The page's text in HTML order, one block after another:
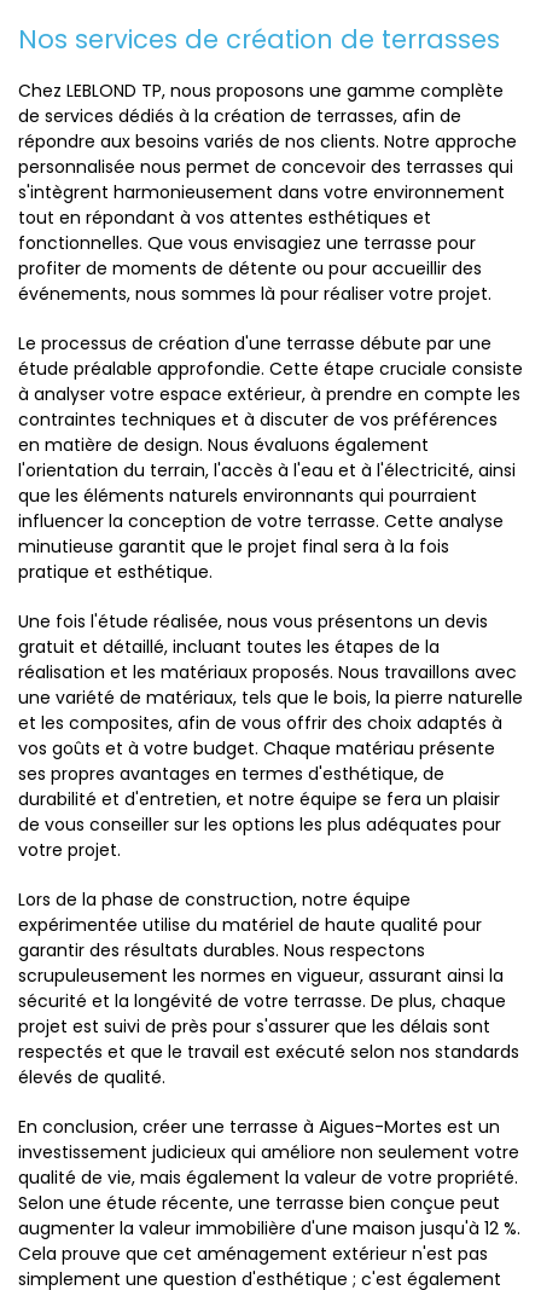
Nos services de création de terrasses
Chez LEBLOND TP, nous proposons une gamme complète
de services dédiés à la création de terrasses, afin de
répondre aux besoins variés de nos clients. Notre approche
personnalisée nous permet de concevoir des terrasses qui
s'intègrent harmonieusement dans votre environnement
tout en répondant à vos attentes esthétiques et
fonctionnelles. Que vous envisagiez une terrasse pour
profiter de moments de détente ou pour accueillir des
événements, nous sommes là pour réaliser votre projet.
Le processus de création d'une terrasse débute par une
étude préalable approfondie. Cette étape cruciale consiste
à analyser votre espace extérieur, à prendre en compte les
contraintes techniques et à discuter de vos préférences
en matière de design. Nous évaluons également
l'orientation du terrain, l'accès à l'eau et à l'électricité, ainsi
que les éléments naturels environnants qui pourraient
influencer la conception de votre terrasse. Cette analyse
minutieuse garantit que le projet final sera à la fois
pratique et esthétique.
Une fois l'étude réalisée, nous vous présentons un devis
gratuit et détaillé, incluant toutes les étapes de la
réalisation et les matériaux proposés. Nous travaillons avec
une variété de matériaux, tels que le bois, la pierre naturelle
et les composites, afin de vous offrir des choix adaptés à
vos goûts et à votre budget. Chaque matériau présente
ses propres avantages en termes d'esthétique, de
durabilité et d'entretien, et notre équipe se fera un plaisir
de vous conseiller sur les options les plus adéquates pour
votre projet.
Lors de la phase de construction, notre équipe
expérimentée utilise du matériel de haute qualité pour
garantir des résultats durables. Nous respectons
scrupuleusement les normes en vigueur, assurant ainsi la
sécurité et la longévité de votre terrasse. De plus, chaque
projet est suivi de près pour s'assurer que les délais sont
respectés et que le travail est exécuté selon nos standards
élevés de qualité.
En conclusion, créer une terrasse à Aigues-Mortes est un
investissement judicieux qui améliore non seulement votre
qualité de vie, mais également la valeur de votre propriété.
Selon une étude récente, une terrasse bien conçue peut
augmenter la valeur immobilière d'une maison jusqu'à 12 %.
Cela prouve que cet aménagement extérieur n'est pas
simplement une question d'esthétique ; c'est également